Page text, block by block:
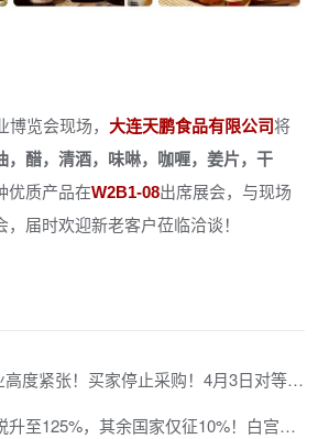
博览会现场， 大连天鹏食品有限公司将
醋，清酒， 味啉，咖喱，姜片，干
优质产品在W2B1-08出席展会，与现场
届时欢迎新老客户莅临洽谈！
上一篇 : 全球海产业高度紧张！买家停止采购！4月3日对等关税到来，影响世界贸易格局
下一篇：美对华关税升至125%，其余国家仅征10%！白宫：单独加征只针对中国